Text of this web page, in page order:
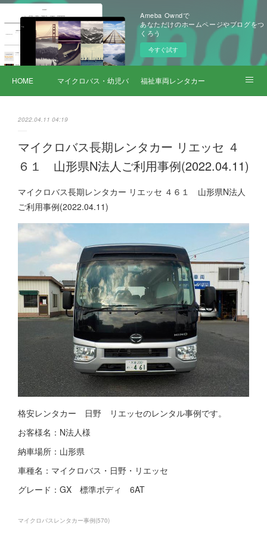
Ameba Owndで
あなただけのホームページやブログをつ
くろう
今すぐ試す
HOME マイクロバス・幼児バス レンタカー福祉車両レンタカー
2022.04.11 04:19
マイクロバス長期レンタカー リエッセ ４
６１ 山形県N法人ご利用事例(2022.04.11)
マイクロバス長期レンタカー リエッセ ４６１ 山形県N法人
ご利用事例(2022.04.11)
格安レンタカー 日野 リエッセのレンタル事例です。
お客様名：N法人様
納車場所：山形県
車種名：マイクロバス・日野・リエッセ
グレード：GX 標準ボディ 6AT
マイクロバスレンタカー事例(570)